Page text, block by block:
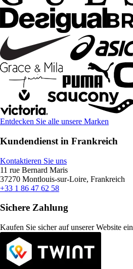
Entdecken Sie alle unsere Marken
Kundendienst in Frankreich
Kontaktieren Sie uns
11 rue Bernard Maris
37270 Montlouis-sur-Loire, Frankreich
+33 1 86 47 62 58
Sichere Zahlung
Kaufen Sie sicher auf unserer Website ein